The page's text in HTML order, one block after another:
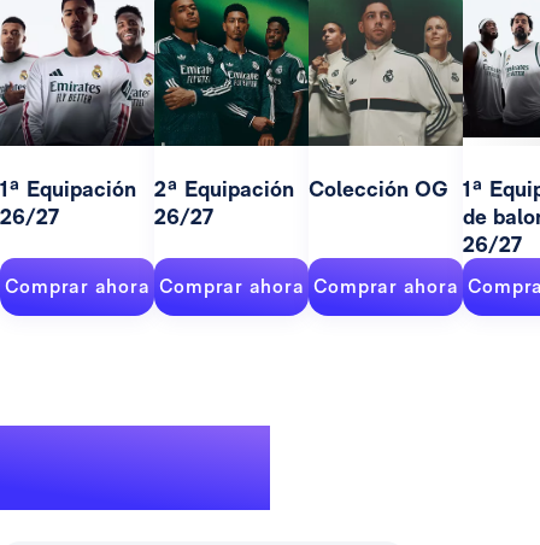
1ª Equipación
26/27
Comprar ahora
2ª Equipación
26/27
Comprar ahora
Colección OG
Comprar ahora
1ª
de
26/27